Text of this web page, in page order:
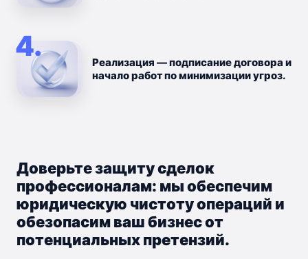
4.
Реализация — подписание договора и
начало работ по минимизации угроз.
Доверьте защиту сделок
профессионалам: мы обеспечим
юридическую чистоту операций и
обезопасим ваш бизнес от
потенциальных претензий.